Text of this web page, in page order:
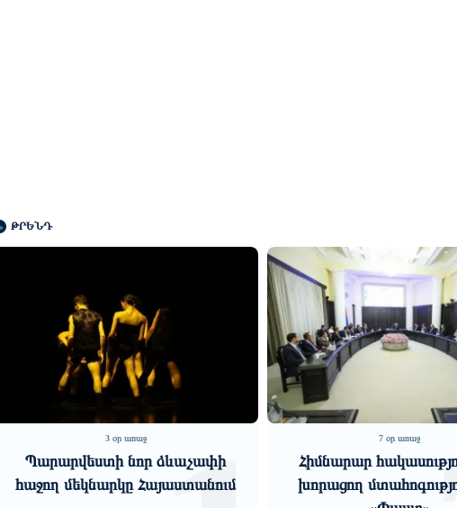
ԹՐԵՆԴ
ձևաչափի
Հայաստանում
Հիմնարար հակասություններ,
խորացող մտահոգություններ.